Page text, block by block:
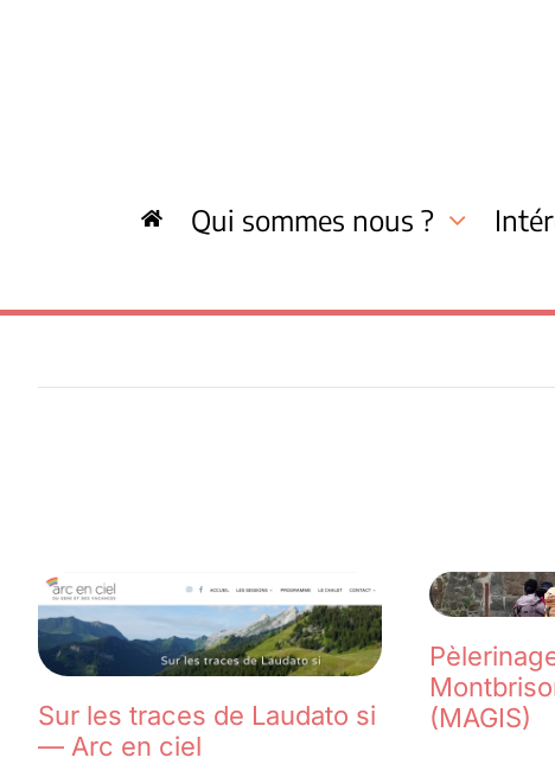
Qui sommes nous ?
Sur les traces de Laudato si
— Arc en ciel
(MAGIS)